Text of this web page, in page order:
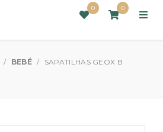
0 0
/ BEBÉ /
SAPATILHAS GEOX B